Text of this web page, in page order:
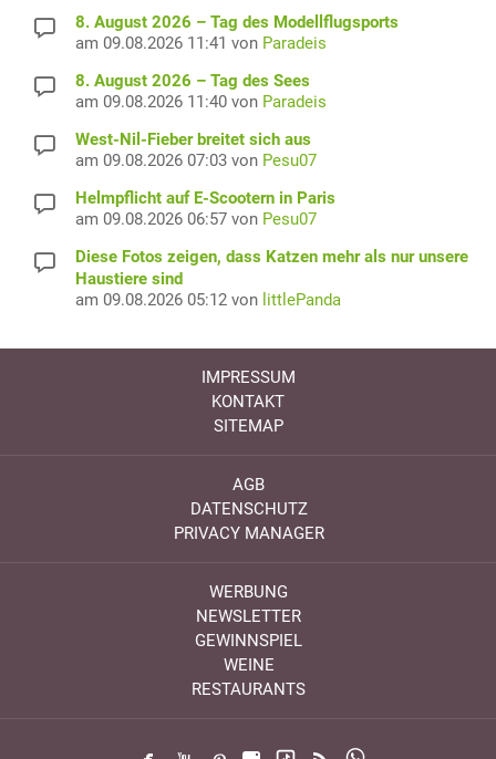
8. August 2026 – Tag des Modellflugsports
am 09.08.2026 11:41 von Paradeis
8. August 2026 – Tag des Sees
am 09.08.2026 11:40 von Paradeis
West-Nil-Fieber breitet sich aus
am 09.08.2026 07:03 von Pesu07
Helmpflicht auf E-Scootern in Paris
am 09.08.2026 06:57 von Pesu07
Diese Fotos zeigen, dass Katzen mehr als nur unsere
Haustiere sind
am 09.08.2026 05:12 von littlePanda
IMPRESSUM
KONTAKT
SITEMAP
AGB
DATENSCHUTZ
PRIVACY MANAGER
WERBUNG
NEWSLETTER
GEWINNSPIEL
WEINE
RESTAURANTS